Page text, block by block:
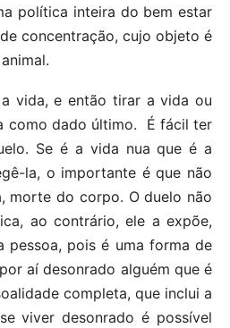
política inteira do bem estar
concentração, cujo objeto é
vida, e então tirar a vida ou
como dado último. É fácil ter
Se é a vida nua que é a
la, o importante é que não
morte do corpo. O duelo não
ao contrário, ele a expõe,
pessoa, pois é uma forma de
aí desonrado alguém que é
completa, que inclui a
viver desonrado é possível